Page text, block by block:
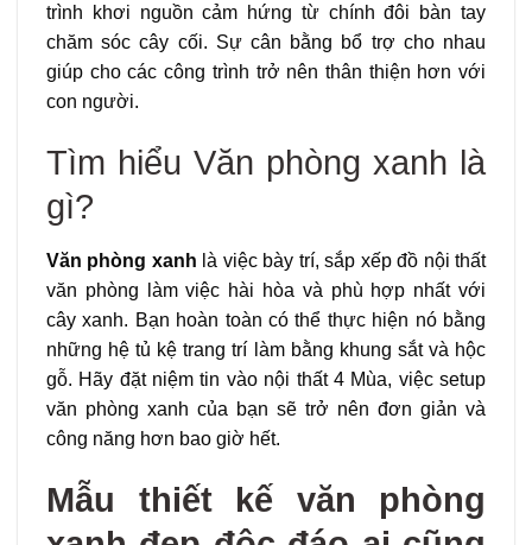
trình khơi nguồn cảm hứng từ chính đôi bàn tay
chăm sóc cây cối. Sự cân bằng bổ trợ cho nhau
giúp cho các công trình trở nên thân thiện hơn với
con người.
Tìm hiểu Văn phòng xanh là
gì?
Văn phòng xanh là việc bày trí, sắp xếp đồ nội thất
văn phòng làm việc hài hòa và phù hợp nhất với
cây xanh. Bạn hoàn toàn có thể thực hiện nó bằng
những hệ tủ kệ trang trí làm bằng khung sắt và hộc
gỗ. Hãy đặt niệm tin vào nội thất 4 Mùa, việc setup
văn phòng xanh của bạn sẽ trở nên đơn giản và
công năng hơn bao giờ hết.
Mẫu thiết kế văn phòng